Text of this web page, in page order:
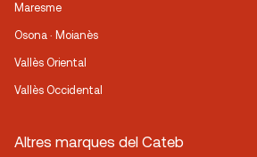
Maresme
Osona · Moianès
Vallès Oriental
Vallès Occidental
Altres marques del Cateb